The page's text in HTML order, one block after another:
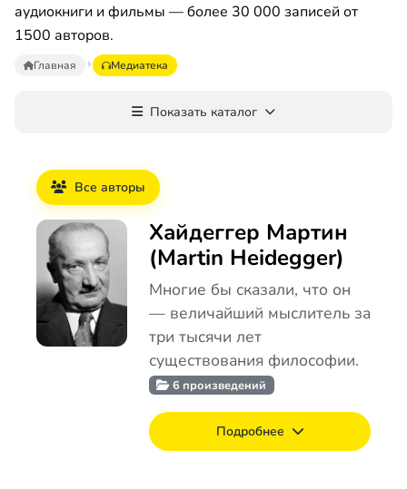
аудиокниги и фильмы — более 30 000 записей от
1500 авторов.
Главная Медиатека
Показать каталог
Все авторы
Хайдеггер Мартин
(Martin Heidegger)
Многие бы сказали, что он
— величайший мыслитель за
три тысячи лет
существования философии.
6 произведений
Подробнее